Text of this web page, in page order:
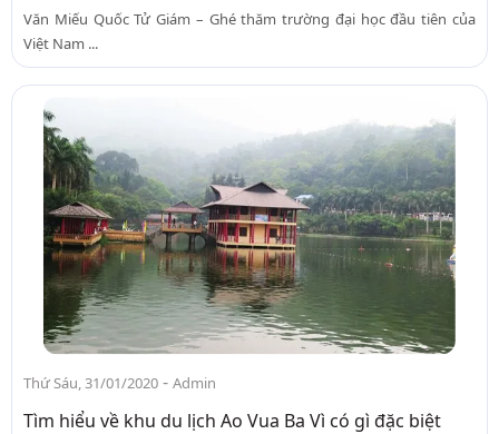
Văn Miếu Quốc Tử Giám – Ghé thăm trường đại học đầu tiên của
Việt Nam ...
Thứ Sáu, 31/01/2020 - Admin
Tìm hiểu về khu du lịch Ao Vua Ba Vì có gì đặc biệt